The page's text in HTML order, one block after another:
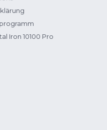
Iron 10100 Pro